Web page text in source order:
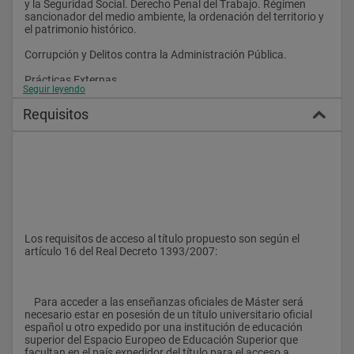
y la Seguridad Social. Derecho Penal del Trabajo. Régimen
sancionador del medio ambiente, la ordenación del territorio y
el patrimonio histórico.
Corrupción y Delitos contra la Administración Pública.
Prácticas Externas
Seguir leyendo
Requisitos
Los requisitos de acceso al título propuesto son según el
artículo 16 del Real Decreto 1393/2007:
necesario estar en posesión de un título universitario oficial
español u otro expedido por una institución de educación
superior del Espacio Europeo de Educación Superior que